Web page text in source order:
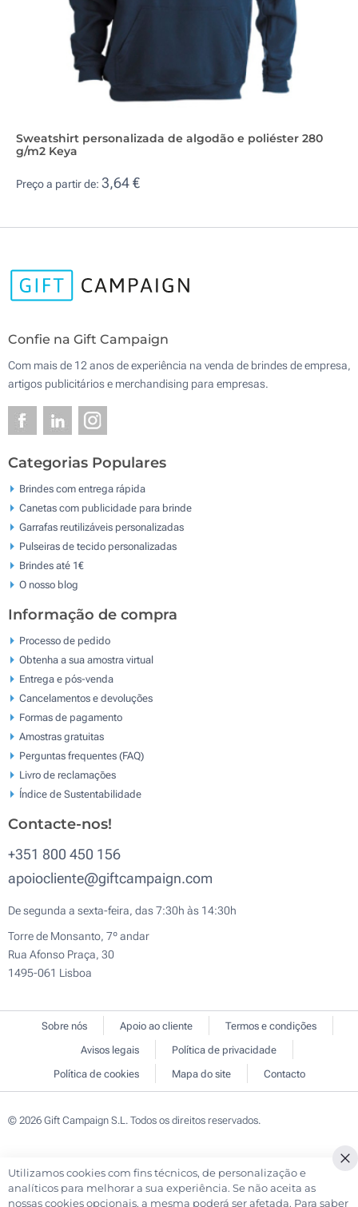
Sweatshirt personalizada de algodão e poliéster 280
g/m2 Keya
Preço a partir de: 3,64 €
Confie na Gift Campaign
Com mais de 12 anos de experiência na venda de brindes de empresa,
artigos publicitários e merchandising para empresas.
Categorias Populares
Brindes com entrega rápida
Canetas com publicidade para brinde
Garrafas reutilizáveis personalizadas
Pulseiras de tecido personalizadas
Brindes até 1€
O nosso blog
Informação de compra
Processo de pedido
Obtenha a sua amostra virtual
Entrega e pós-venda
Cancelamentos e devoluções
Formas de pagamento
Amostras gratuitas
Perguntas frequentes (FAQ)
Livro de reclamaçōes
Índice de Sustentabilidade
Contacte-nos!
+351 800 450 156
apoiocliente@giftcampaign.com
De segunda a sexta-feira, das 7:30h às 14:30h
Torre de Monsanto, 7º andar
Rua Afonso Praça, 30
1495-061 Lisboa
Sobre nós Apoio ao cliente
Termos e condições
Avisos legais
Política de privacidade
Política de cookies
Mapa do site Contacto
© 2026 Gift Campaign S.L. Todos os direitos reservados.
Utilizamos cookies com fins técnicos, de personalização e
analíticos para melhorar a sua experiência. Se não aceita as
nossas cookies opcionais, a mesma poderá ser afetada. Para saber